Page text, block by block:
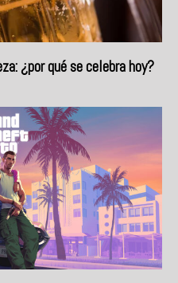
¿por qué se celebra hoy?